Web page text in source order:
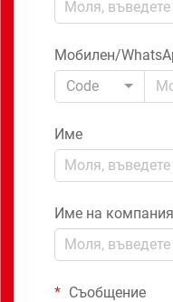
Мобилен/
Code
Име
Име на
Съобщение